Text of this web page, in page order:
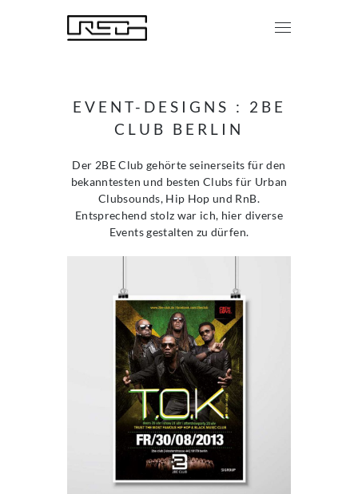
EVENT-DESIGNS : 2BE
CLUB BERLIN
Der 2BE Club gehörte seinerseits für den
bekanntesten und besten Clubs für Urban
Clubsounds, Hip Hop und RnB.
Entsprechend stolz war ich, hier diverse
Events gestalten zu dürfen.